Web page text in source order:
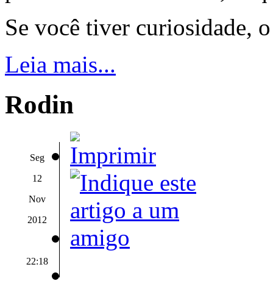
Se você tiver curiosidade,
Leia mais...
Rodin
Seg
12
Nov
2012
22:18